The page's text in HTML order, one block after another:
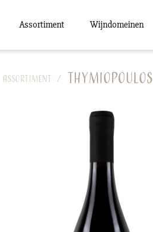
Assortiment Wijndomeinen
Assortiment